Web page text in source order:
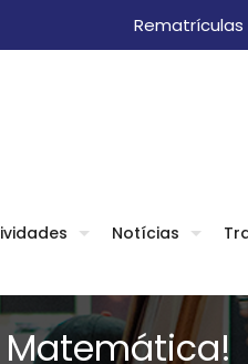
Rematrículas
Notícias